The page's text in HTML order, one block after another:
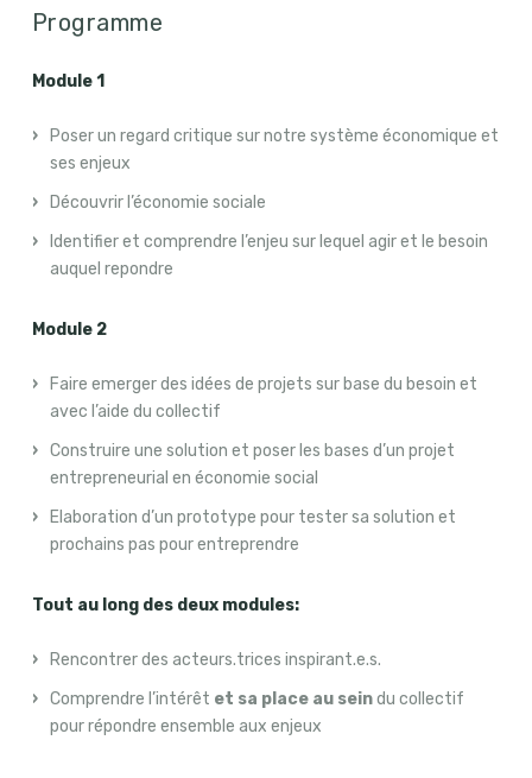
Programme
Module 1
Poser un regard critique sur notre système économique et
ses enjeux
Découvrir l’économie sociale
Identifier et comprendre l’enjeu sur lequel agir et le besoin
auquel repondre
Module 2
Faire emerger des idées de projets sur base du besoin et
avec l’aide du collectif
Construire une solution et poser les bases d’un projet
entrepreneurial en économie social
Elaboration d’un prototype pour tester sa solution et
prochains pas pour entreprendre
Tout au long des deux modules:
Rencontrer des acteurs.trices inspirant.e.s.
Comprendre l’intérêt et sa place au seindu collectif
pour répondre ensemble aux enjeux